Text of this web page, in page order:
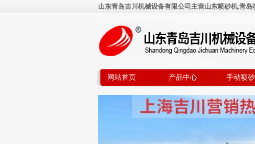
山东青岛吉川机械设备有限公司主营山东喷砂机,青
网站首页 产品中心 手动喷